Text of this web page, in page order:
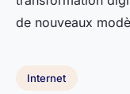
de nouveaux
Internet